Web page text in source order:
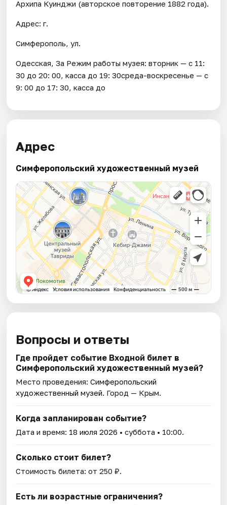
Архипа Куинджи (авторское повторение 1882 года).
Адрес: г.
Симферополь, ул.
Одесская, 3а Режим работы музея: вторник — с 11:
30 до 20: 00, касса до 19: 30среда-воскресенье — с
9: 00 до 17: 30, касса до
Адрес
Симферопольский художественный музей
Вопросы и ответы
Где пройдет событие Входной билет в
Симферопольский художественный музей?
Место проведения:Симферопольский
художественный музей. Город — Крым.
Когда запланирован событие?
Дата и время: 18 июля 2026 • суббота • 10:00.
Сколько стоит билет?
Стоимость билета: от 250 ₽.
Есть ли возрастные ограничения?